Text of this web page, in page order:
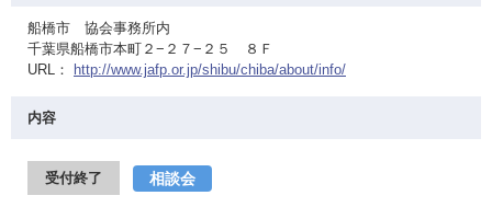
船橋市 協会事務所内
千葉県船橋市本町２−２７−２５ ８Ｆ
URL：
http://www.jafp.or.jp/shibu/chiba/about/info/
内容
受付終了 相談会